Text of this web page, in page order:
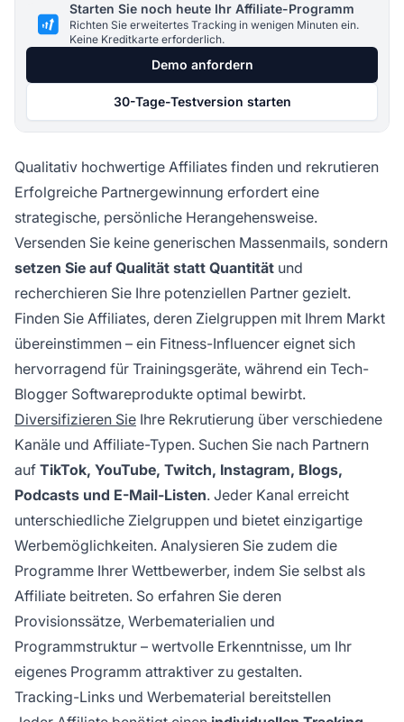
Starten Sie noch heute Ihr Affiliate-Programm
Richten Sie erweitertes Tracking in wenigen Minuten ein.
Keine Kreditkarte erforderlich.
Demo anfordern
30-Tage-Testversion starten
Qualitativ hochwertige Affiliates finden und rekrutieren
Erfolgreiche Partnergewinnung erfordert eine
strategische, persönliche Herangehensweise.
Versenden Sie keine generischen Massenmails, sondern
setzen Sie auf Qualität statt Quantität und
recherchieren Sie Ihre potenziellen Partner gezielt.
Finden Sie Affiliates, deren Zielgruppen mit Ihrem Markt
übereinstimmen – ein Fitness-Influencer eignet sich
hervorragend für Trainingsgeräte, während ein Tech-
Blogger Softwareprodukte optimal bewirbt.
Diversifizieren Sie Ihre Rekrutierung über verschiedene
Kanäle und Affiliate-Typen. Suchen Sie nach Partnern
auf TikTok, YouTube, Twitch, Instagram, Blogs,
Podcasts und E-Mail-Listen. Jeder Kanal erreicht
unterschiedliche Zielgruppen und bietet einzigartige
Werbemöglichkeiten. Analysieren Sie zudem die
Programme Ihrer Wettbewerber, indem Sie selbst als
Affiliate beitreten. So erfahren Sie deren
Provisionssätze, Werbematerialien und
Programmstruktur – wertvolle Erkenntnisse, um Ihr
eigenes Programm attraktiver zu gestalten.
Tracking-Links und Werbematerial bereitstellen